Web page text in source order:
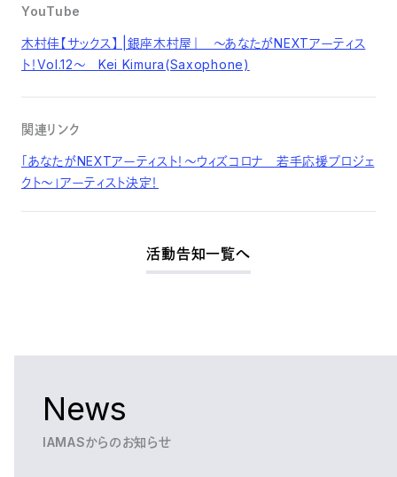
YouTube
木村佳【サックス】 |銀座木村屋｜ ～あなたがNEXTアーティス
ト！Vol.12～ Kei Kimura(Saxophone)
関連リンク
「あなたがNEXTアーティスト！〜ウィズコロナ 若手応援プロジェ
クト〜」アーティスト決定！
活動告知一覧へ
News
IAMASからのお知らせ